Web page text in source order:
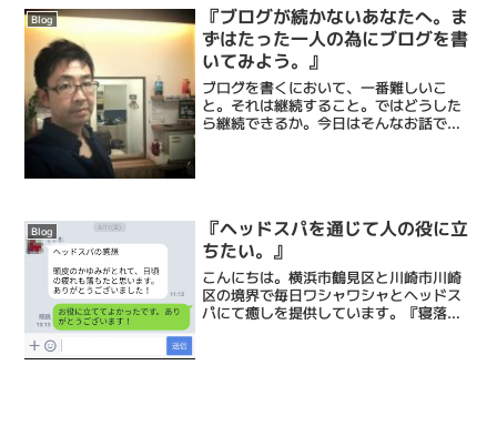
「麦焼酎 古澤」...
Blog
『ブログが続かないあなたへ。ま
ずはたった一人の為にブログを書
いてみよう。』
ブログを書くにおいて、一番難しいこ
と。それは継続すること。ではどうした
ら継続できるか。今日はそんなお話で
Blog
『ヘッドスパを通じて人の役に立
ちたい。』
こんにちは。横浜市鶴見区と川崎市川崎
区の境界で毎日ワシャワシャとヘッドス
パにて癒しを提供しています。『寝落ち